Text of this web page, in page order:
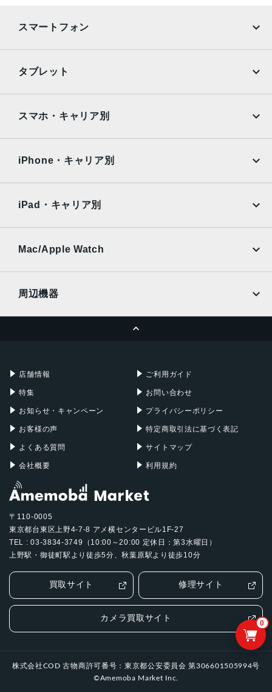
0
スマートフォン
AQUOS
OPPO Android
タブレット
Surface
Xiaomi Tablet
スマホ・キャリア別
Ymobile
UQmobile
iPhone・キャリア別
Ymobile
UQmobile
iPad・キャリア別
Mac/Apple Watch
周辺機器
店舗情報
特集
お知らせ・キャンペーン
お客様の声
よくある質問
会社概要
ご利用ガイド
お問い合わせ
プライバシーポリシー
特定商取引法に基づく表記
サイトマップ
利用規約
〒110-0005
東京都台東区上野4-7-8 アメ横センタービル1F-27
TEL : 03-3834-3749（10:00～20:00 定休日：第3水曜日）
上野駅・御徒町駅より徒歩5分、秋葉原駅より徒歩10分
買取サイト 修理サイト
カメラ買取サイト
株式会社COD 古物商許可番号：東京都公安委員会 第306601505994号
©Amemoba Market Inc.